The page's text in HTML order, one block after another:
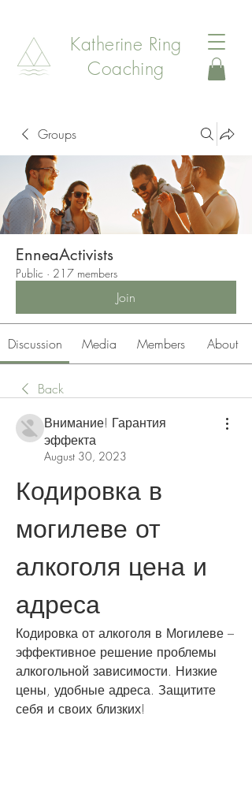
Katherine Ring
Coaching
Groups
EnneaActivists
Public · 217 members
Join
Discussion Media Members About
Back
Внимание! Гарантия
эффекта
August 30, 2023
Кодировка в
могилеве от
алкоголя цена и
адреса
Кодировка от алкоголя в Могилеве –
эффективное решение проблемы
алкогольной зависимости. Низкие
цены, удобные адреса. Защитите
себя и своих близких!